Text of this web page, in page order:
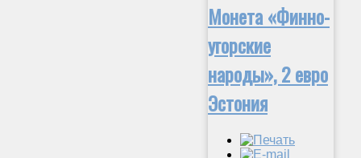
Монета «Финно-
угорские
народы», 2 евро
Эстония